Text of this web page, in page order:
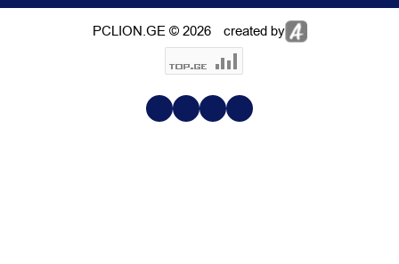
PCLION.GE © 2026 created by